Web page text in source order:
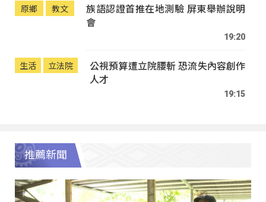
原鄉 教文
族語認證首推在地測驗 屏東舉辦說明
會
19:20
生活 立法院
公視預算遭立院腰斬 恐流失內容創作
人才
19:15
推薦新聞